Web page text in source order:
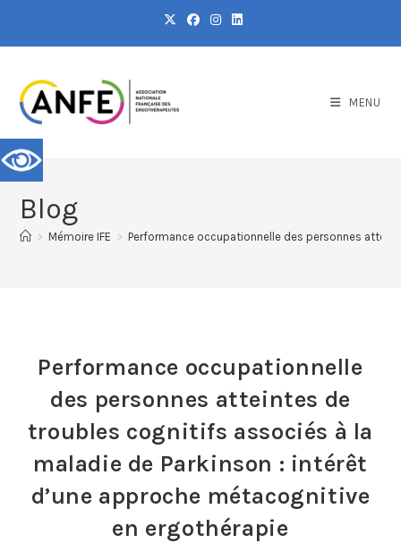
MENU
Blog
> Mémoire IFE > Performance occupationnelle des personnes
Performance occupationnelle
des personnes atteintes de
troubles cognitifs associés à la
maladie de Parkinson : intérêt
d’une approche métacognitive
en ergothérapie